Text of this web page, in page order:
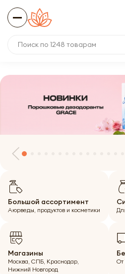
Большой ассортимент
Аюрведы, продуктов и косметики
Магазины
Москва, СПБ, Краснодар,
Нижний Новгород
От